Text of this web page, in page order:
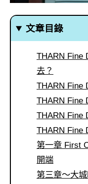
文章目錄
THARN Fine
去？
THARN Fine
THARN Fine
THARN Fine
THARN Fine
第一章 First
開端
第三章～大